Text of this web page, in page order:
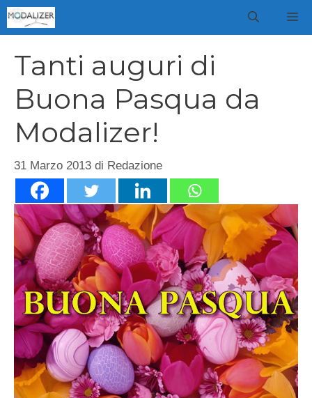
Vai
al
Tanti auguri di
Buona Pasqua da
Modalizer!
31 Marzo 2013 di Redazione